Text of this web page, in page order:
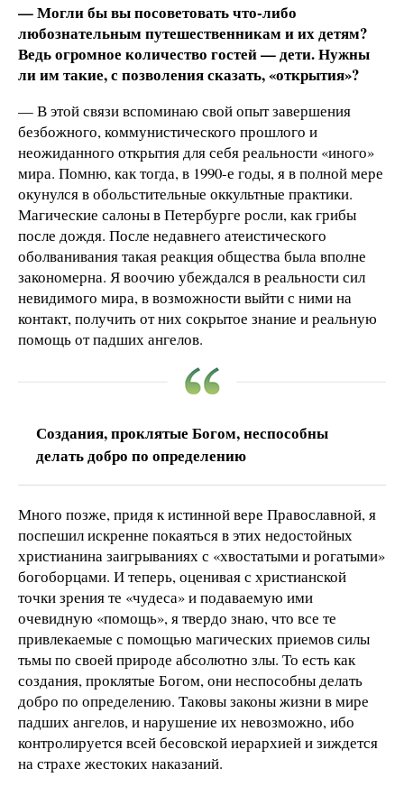
— Могли бы вы посоветовать что-либо
любознательным путешественникам и их детям?
Ведь огромное количество гостей — дети. Нужны
ли им такие, с позволения сказать, «открытия»?
— В этой связи вспоминаю свой опыт завершения
безбожного, коммунистического прошлого и
неожиданного открытия для себя реальности «иного»
мира. Помню, как тогда, в 1990-е годы, я в полной мере
окунулся в обольстительные оккультные практики.
Магические салоны в Петербурге росли, как грибы
после дождя. После недавнего атеистического
оболванивания такая реакция общества была вполне
закономерна. Я воочию убеждался в реальности сил
невидимого мира, в возможности выйти с ними на
контакт, получить от них сокрытое знание и реальную
помощь от падших ангелов.
Создания, проклятые Богом, неспособны
делать добро по определению
Много позже, придя к истинной вере Православной, я
поспешил искренне покаяться в этих недостойных
христианина заигрываниях с «хвостатыми и рогатыми»
богоборцами. И теперь, оценивая с христианской
точки зрения те «чудеса» и подаваемую ими
очевидную «помощь», я твердо знаю, что все те
привлекаемые с помощью магических приемов силы
тьмы по своей природе абсолютно злы. То есть как
создания, проклятые Богом, они неспособны делать
добро по определению. Таковы законы жизни в мире
падших ангелов, и нарушение их невозможно, ибо
контролируется всей бесовской иерархией и зиждется
на страхе жестоких наказаний.